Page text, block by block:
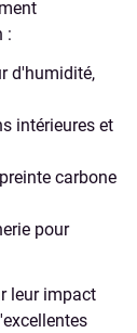
:
d'humidité,
intérieures et
carbone
pour
leur impact